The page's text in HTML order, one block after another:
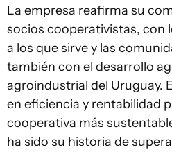
La empresa reafirma su
socios cooperativistas, con
a los que sirve y las
también con el desarrollo
agroindustrial del Uruguay.
en eficiencia y rentabilidad
cooperativa más
ha sido su historia de